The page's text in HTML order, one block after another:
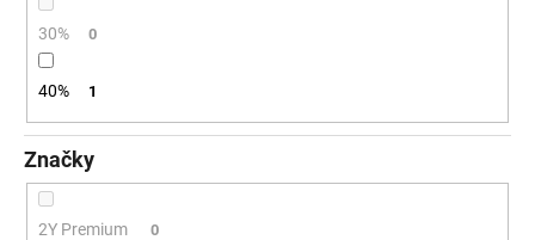
30% 0
40% 1
Značky
2Y Premium 0
O
p
o
r